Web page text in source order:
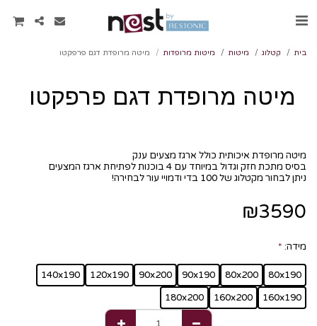
בית קטלוג מיטות מיטות מרופדות מיטה מרופדת דגם פרפקטו
מיטה מרופדת דגם פרפקטו
ניתן לבחור מקטלוג של 100 בדי ודמויי עור לבחירה!
₪3590
מידה: *
80x190
80x200
90x190
90x200
120x190
140x190
160x190
160x200
180x200